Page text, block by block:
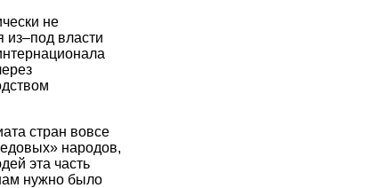
не
из–под власти
стран вовсе
народов,
эта часть
нужно было